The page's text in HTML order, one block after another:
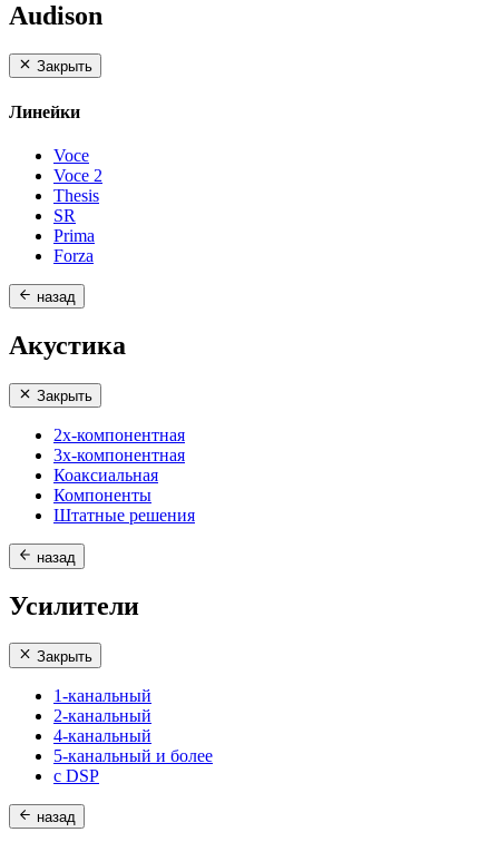
Audison
Закрыть
Линейки
Voce
Voce 2
Thesis
SR
Prima
Forza
назад
Акустика
Закрыть
2х-компонентная
3х-компонентная
Коаксиальная
Компоненты
Штатные решения
назад
Усилители
Закрыть
1-канальный
2-канальный
4-канальный
5-канальный и более
с DSP
назад